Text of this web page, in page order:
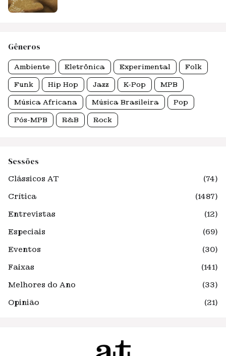
Gêneros
Ambiente Eletrônica Experimental Folk
Funk Hip Hop Jazz K-Pop MPB
Música Africana Música Brasileira Pop
Pós-MPB R&B Rock
Sessões
Clássicos AT
(74)
Crítica
(1487)
Entrevistas
(12)
Especiais
(69)
Eventos
(30)
Faixas
(141)
Melhores do Ano
(33)
Opinião
(21)